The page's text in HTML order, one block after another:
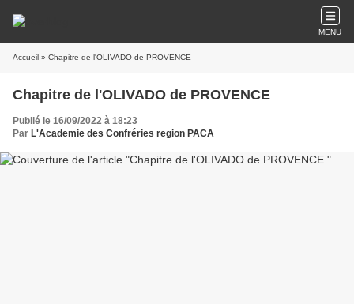
MENU
Accueil » Chapitre de l'OLIVADO de PROVENCE
Chapitre de l'OLIVADO de PROVENCE
Publié le 16/09/2022 à 18:23
Par L'Academie des Confréries region PACA